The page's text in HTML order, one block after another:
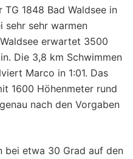
1848 Bad Waldsee in
sehr sehr warmen
erwartet 3500
Die 3,8 km Schwimmen
Marco in 1:01. Das
1600 Höhenmeter rund
nach den Vorgaben
bei etwa 30 Grad auf den